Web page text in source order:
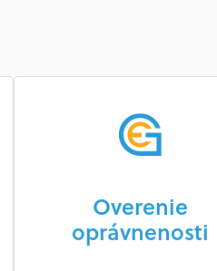
Overenie
oprávnenosti